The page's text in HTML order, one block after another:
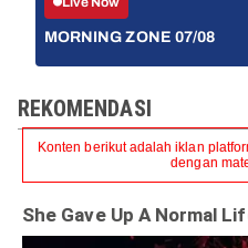
MORNING ZONE 07/08